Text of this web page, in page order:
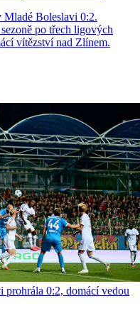
Mladé Boleslavi 0:2.
po třech ligových
vítězství nad Zlínem.
prohrála 0:2, domácí vedou